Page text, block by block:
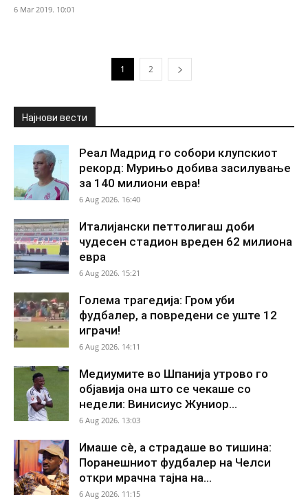
6 Mar 2019. 10:01
1 2
Најнови вести
Реал Мадрид го собори клупскиот
рекорд: Мурињо добива засилување
за 140 милиони евра!
6 Aug 2026. 16:40
Италијански петтолигаш доби
чудесен стадион вреден 62 милиона
евра
6 Aug 2026. 15:21
Голема трагедија: Гром уби
фудбалер, а повредени се уште 12
играчи!
6 Aug 2026. 14:11
Медиумите во Шпанија утрово го
објавија она што се чекаше со
недели: Винисиус Жуниор...
6 Aug 2026. 13:03
Имаше сè, а страдаше во тишина:
Поранешниот фудбалер на Челси
откри мрачна тајна на...
6 Aug 2026. 11:15